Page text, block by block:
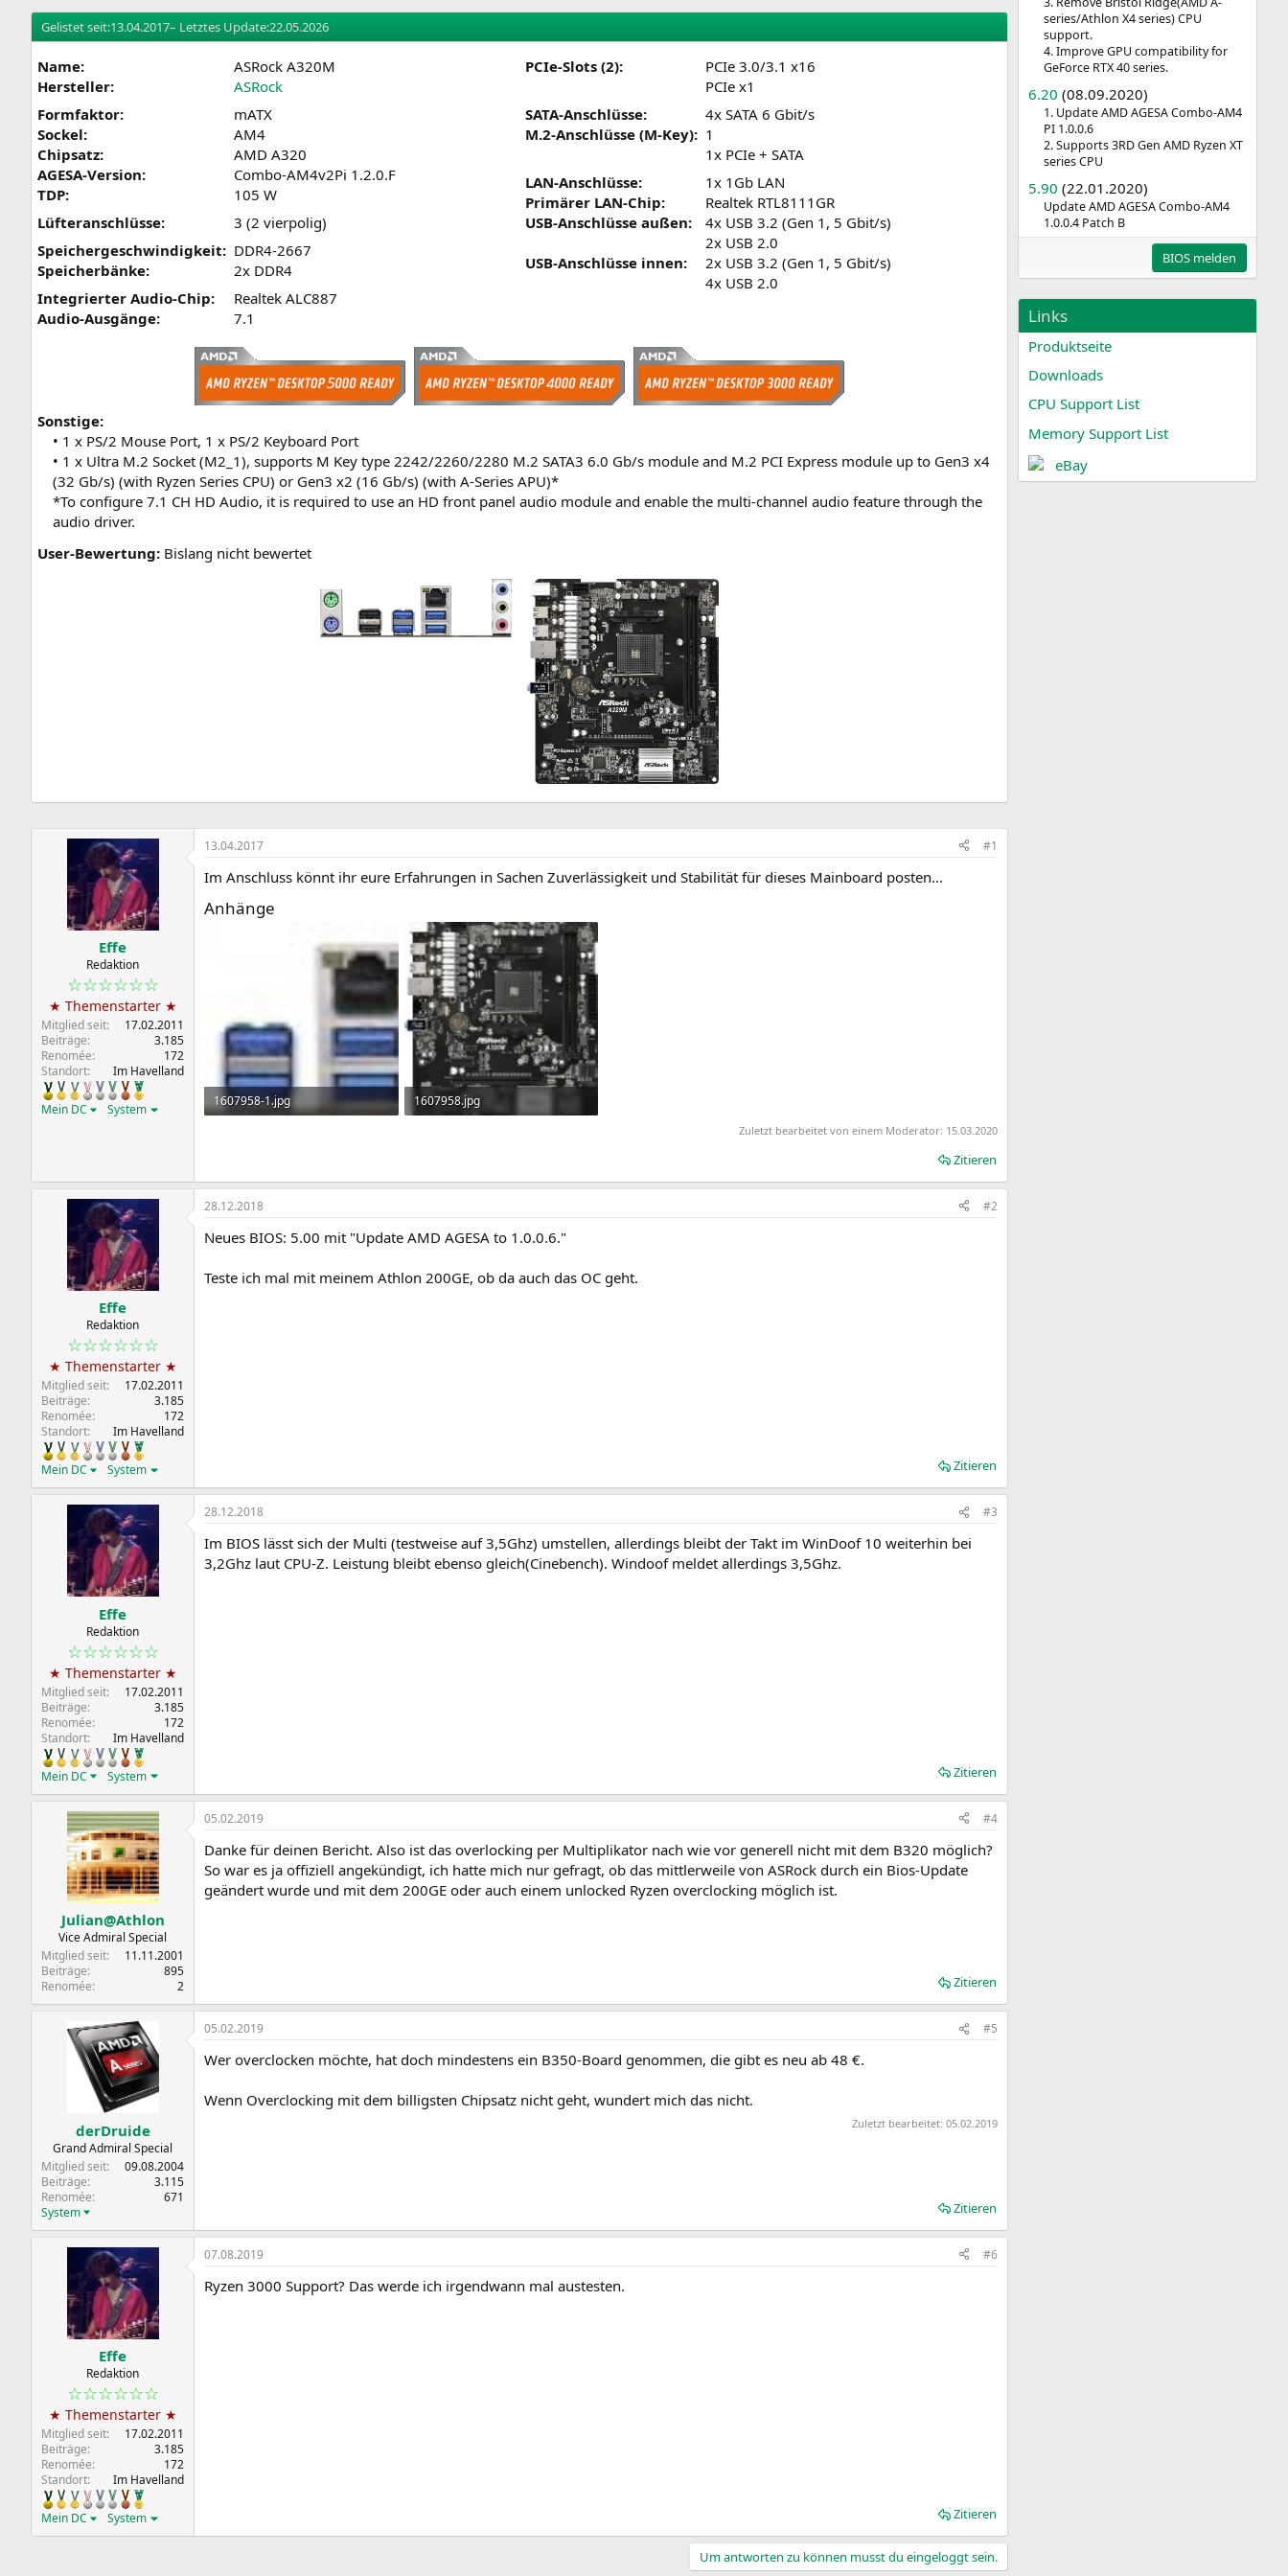
Gelistet seit:13.04.2017– Letztes Update:22.05.2026
Name:
ASRock A320M
Hersteller:
ASRock
Formfaktor:
mATX
Sockel:
AM4
Chipsatz:
AMD A320
AGESA-Version:
Combo-AM4v2Pi 1.2.0.F
TDP:
105 W
Lüfteranschlüsse:
3 (2 vierpolig)
Speichergeschwindigkeit: DDR4-2667
Speicherbänke:
2x DDR4
Integrierter Audio-Chip:
Realtek ALC887
Audio-Ausgänge:
7.1
PCIe-Slots (2):
PCIe 3.0/3.1 x16
PCIe x1
SATA-Anschlüsse:
4x SATA 6 Gbit/s
M.2-Anschlüsse (M-Key): 1
1x PCIe + SATA
LAN-Anschlüsse:
1x 1Gb LAN
Primärer LAN-Chip:
Realtek RTL8111GR
USB-Anschlüsse außen:
4x USB 3.2 (Gen 1, 5 Gbit/s)
2x USB 2.0
USB-Anschlüsse innen:
2x USB 3.2 (Gen 1, 5 Gbit/s)
4x USB 2.0
Sonstige:
• 1 x PS/2 Mouse Port, 1 x PS/2 Keyboard Port
• 1 x Ultra M.2 Socket (M2_1), supports M Key type 2242/2260/2280 M.2 SATA3 6.0 Gb/s module and M.2 PCI Express module up to Gen3 x4
(32 Gb/s) (with Ryzen Series CPU) or Gen3 x2 (16 Gb/s) (with A-Series APU)*
*To configure 7.1 CH HD Audio, it is required to use an HD front panel audio module and enable the multi-channel audio feature through the
audio driver.
User-Bewertung: Bislang nicht bewertet
Effe
Redaktion
☆☆☆☆☆☆
★ Themenstarter ★
Mitglied seit
17.02.2011
Beiträge
3.185
Renomée
172
Standort
Im Havelland
Mein DC System
13.04.2017 #1
Im Anschluss könnt ihr eure Erfahrungen in Sachen Zuverlässigkeit und Stabilität für dieses Mainboard posten...
Anhänge
1607958-1.jpg
1607958.jpg
Zuletzt bearbeitet von einem Moderator: 15.03.2020
Zitieren
Effe
Redaktion
☆☆☆☆☆☆
★ Themenstarter ★
Mitglied seit
17.02.2011
Beiträge
3.185
Renomée
172
Standort
Im Havelland
Mein DC System
28.12.2018 #2
Neues BIOS: 5.00 mit "Update AMD AGESA to 1.0.0.6."
Teste ich mal mit meinem Athlon 200GE, ob da auch das OC geht.
Zitieren
Effe
Redaktion
☆☆☆☆☆☆
★ Themenstarter ★
Mitglied seit
17.02.2011
Beiträge
3.185
Renomée
172
Standort
Im Havelland
Mein DC System
28.12.2018 #3
Im BIOS lässt sich der Multi (testweise auf 3,5Ghz) umstellen, allerdings bleibt der Takt im WinDoof 10 weiterhin bei
3,2Ghz laut CPU-Z. Leistung bleibt ebenso gleich(Cinebench). Windoof meldet allerdings 3,5Ghz.
Zitieren
Julian@Athlon
Vice Admiral Special
Mitglied seit
11.11.2001
Beiträge
895
Renomée
2
05.02.2019 #4
Danke für deinen Bericht. Also ist das overlocking per Multiplikator nach wie vor generell nicht mit dem B320 möglich?
So war es ja offiziell angekündigt, ich hatte mich nur gefragt, ob das mittlerweile von ASRock durch ein Bios-Update
geändert wurde und mit dem 200GE oder auch einem unlocked Ryzen overclocking möglich ist.
Zitieren
derDruide
Grand Admiral Special
Mitglied seit
09.08.2004
Beiträge
3.115
Renomée
671
System
05.02.2019 #5
Wer overclocken möchte, hat doch mindestens ein B350-Board genommen, die gibt es neu ab 48 €.
Wenn Overclocking mit dem billigsten Chipsatz nicht geht, wundert mich das nicht.
Zuletzt bearbeitet: 05.02.2019
Zitieren
Effe
Redaktion
☆☆☆☆☆☆
★ Themenstarter ★
Mitglied seit
17.02.2011
Beiträge
3.185
Renomée
172
Standort
Im Havelland
Mein DC System
07.08.2019 #6
Ryzen 3000 Support? Das werde ich irgendwann mal austesten.
Zitieren
Um antworten zu können musst du eingeloggt sein.
series/Athlon X4 series) CPU
support.
4. Improve GPU compatibility for
GeForce RTX 40 series.
6.20 (08.09.2020)
1. Update AMD AGESA Combo-AM4
PI 1.0.0.6
2. Supports 3RD Gen AMD Ryzen XT
series CPU
5.90 (22.01.2020)
Update AMD AGESA Combo-AM4
1.0.0.4 Patch B
BIOS melden
Links
Produktseite
Downloads
CPU Support List
Memory Support List
eBay